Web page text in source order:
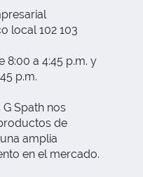
local 102 103
8:00 a 4:45 p.m. y
p.m.
Spath nos
de
amplia
en el mercado.